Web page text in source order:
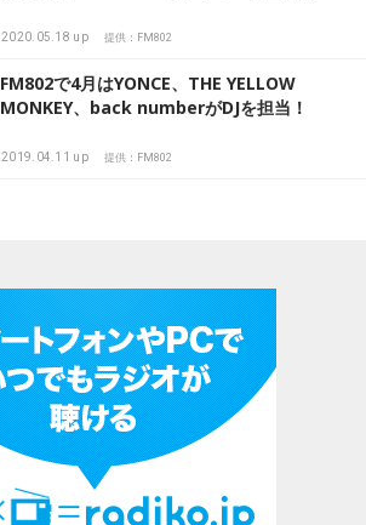
2020.05.18 up 提供：FM802
FM802で4月はYONCE、THE YELLOW
MONKEY、back numberがDJを担当！
2019.04.11 up 提供：FM802